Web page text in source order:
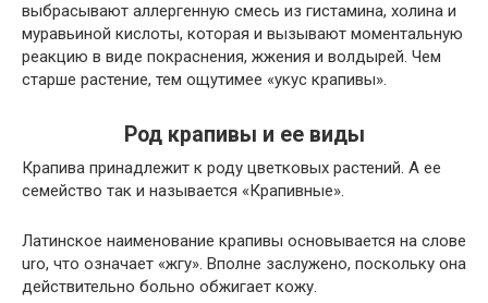
выбрасывают аллергенную смесь из гистамина, холина и
муравьиной кислоты, которая и вызывают моментальную
реакцию в виде покраснения, жжения и волдырей. Чем
старше растение, тем ощутимее «укус крапивы».
Род крапивы и ее виды
Крапива принадлежит к роду цветковых растений. А ее
семейство так и называется «Крапивные».
Латинское наименование крапивы основывается на слове
uro, что означает «жгу». Вполне заслужено, поскольку она
действительно больно обжигает кожу.